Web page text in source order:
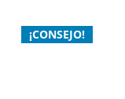
¡CONSEJO!